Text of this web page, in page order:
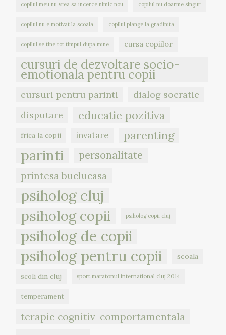
copilul meu nu vrea sa incerce nimic nou copilul nu doarme singur
copilul nu e motivat la scoala copilul plange la gradinita
copilul se tine tot timpul dupa mine cursa copiilor
cursuri de dezvoltare socio-
emotionala pentru copii
cursuri pentru parinti
dialog socratic
disputare
educatie pozitiva
frica la copii invatare parenting
parinti personalitate
printesa buclucasa
psiholog cluj
psiholog copii
psiholog copii cluj
psiholog de copii
psiholog pentru copii
scoala
scoli din cluj sport maratonul international cluj 2014
temperament
terapie cognitiv-comportamentala